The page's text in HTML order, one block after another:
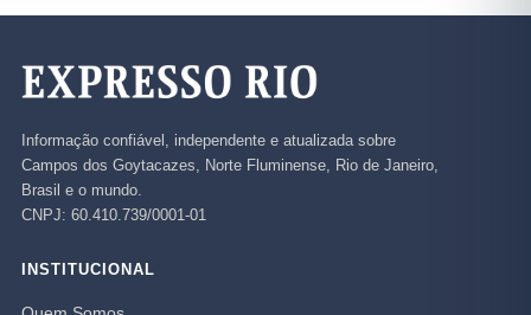
Informação confiável, independente e atualizada sobre
Campos dos Goytacazes, Norte Fluminense, Rio de Janeiro,
Brasil e o mundo.
CNPJ: 60.410.739/0001-01
INSTITUCIONAL